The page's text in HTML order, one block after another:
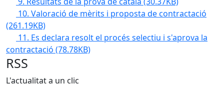
10. Valoració de mèrits i proposta de contractació
(261.19KB)
11. Es declara resolt el procés selectiu i s'aprova la
contractació (78.78KB)
RSS
L'actualitat a un clic